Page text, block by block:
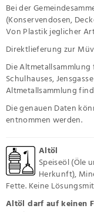
Bei der
(Konservendosen,
Von Plastik jeglicher
Direktlieferung zur
Die
Schulhauses,
Altmetallsammlung
Die genauen Daten
entnommen werden.
Altöl
Speiseöl (Öle
Herkunft),
Fette. Keine
Altöl darf auf keinen